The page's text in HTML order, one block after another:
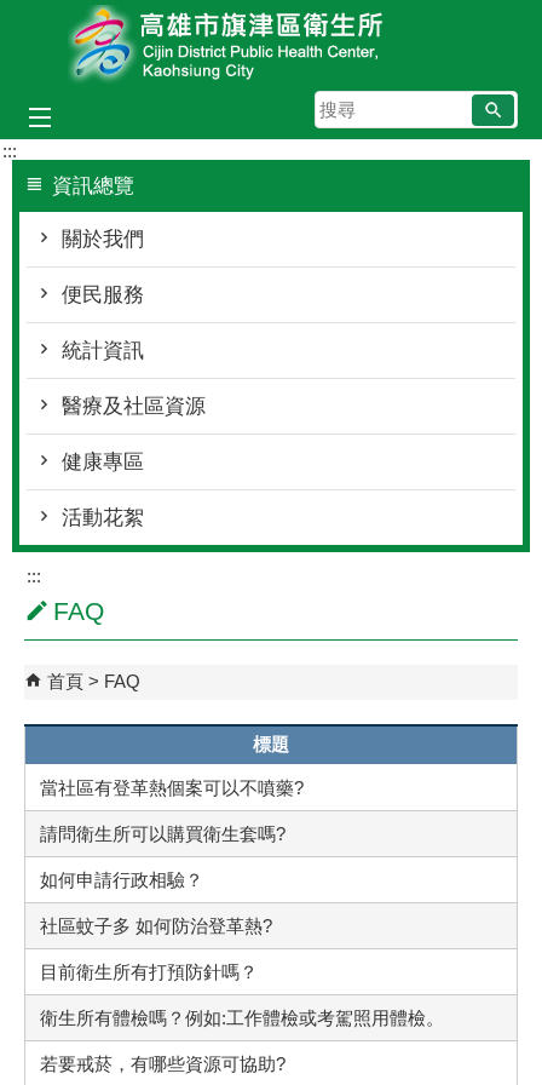
跳到主要內容區塊
搜
尋
:::
資訊總覽
關於我們
便民服務
統計資訊
醫療及社區資源
健康專區
活動花絮
:::
FAQ
首頁 FAQ
標題
當社區有登革熱個案可以不噴藥?
請問衛生所可以購買衛生套嗎?
如何申請行政相驗？
社區蚊子多 如何防治登革熱?
目前衛生所有打預防針嗎？
衛生所有體檢嗎？例如:工作體檢或考駕照用體檢。
若要戒菸，有哪些資源可協助?